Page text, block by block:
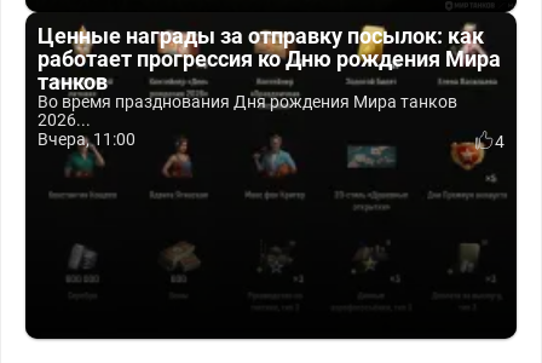
Ценные награды за отправку посылок: как
работает прогрессия ко Дню рождения Мира
танков
Во время празднования Дня рождения Мира танков
2026...
Вчера, 11:00
4